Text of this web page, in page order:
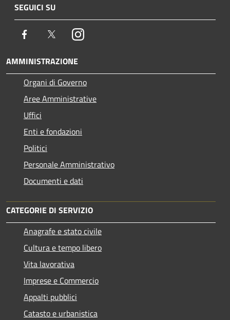
SEGUICI SU
Facebook TwitterInstagram
AMMINISTRAZIONE
Organi di Governo
Aree Amministrative
Uffici
Enti e fondazioni
Politici
Personale Amministrativo
Documenti e dati
CATEGORIE DI SERVIZIO
Anagrafe e stato civile
Cultura e tempo libero
Vita lavorativa
Imprese e Commercio
Appalti pubblici
Catasto e urbanistica